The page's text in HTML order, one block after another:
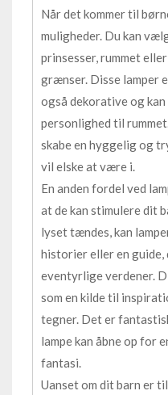
Når det kommer til
muligheder. Du kan
prinsesser, rummet
grænser. Disse lamper
også dekorative og
personlighed til
skabe en hyggelig og
vil elske at være i.
En anden fordel ved
at de kan stimulere dit
lyset tændes, kan
historier eller en guide,
eventyrlige verdener.
som en kilde til
tegner. Det er
lampe kan åbne op for
fantasi.
Uanset om dit barn er